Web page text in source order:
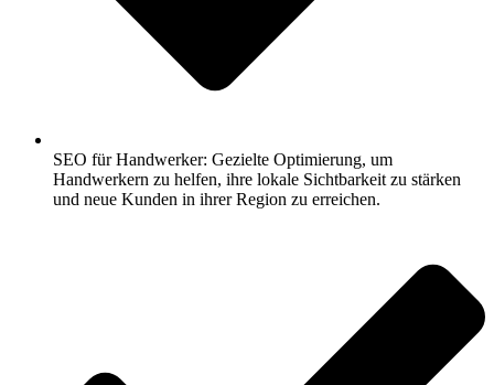
SEO für Handwerker: Gezielte Optimierung, um
Handwerkern zu helfen, ihre lokale Sichtbarkeit zu stärken
und neue Kunden in ihrer Region zu erreichen.